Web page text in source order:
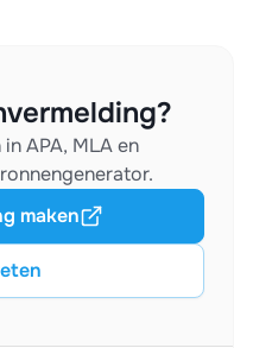
APA, MLA en
maken